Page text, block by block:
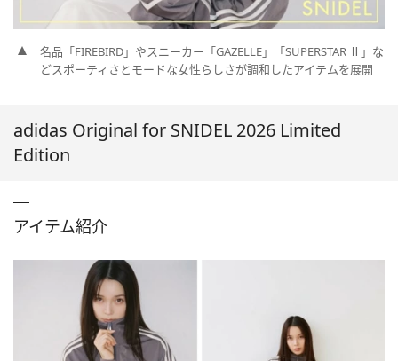
名品「FIREBIRD」やスニーカー「GAZELLE」「SUPERSTAR Ⅱ」な
どスポーティさとモードな女性らしさが調和したアイテムを展開
adidas Original for SNIDEL 2026 Limited
Edition
アイテム紹介